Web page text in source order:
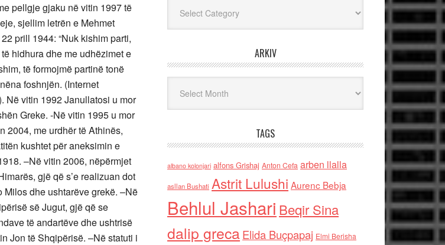
pellgje gjaku në vitin 1997 të
sjellim letrën e Mehmet
prill 1944: “Nuk kishim parti,
hidhura dhe me udhëzimet e
të formojmë partinë tonë
foshnjën. (Internet
Në vitin 1992 Janullatosi u mor
Greke. -Në vitin 1995 u mor
2004, me urdhër të Athinës,
kushtet për aneksimin e
–Në vitin 2006, nëpërmjet
gjë që s’e realizuan dot
Milos dhe ushtarëve grekë. –Në
së Jugut, gjë që se
të andartëve dhe ushtrisë
Jon të Shqipërisë. –Në statuti i
ARKIV
TAGS
albano kolonjari alfons Grishaj Anton Cefa arben llalla
asllan Bushati Astrit Lulushi Aurenc Bebja
Behlul Jashari Beqir Sina
dalip grecaElida Buçpapaj Elmi Berisha